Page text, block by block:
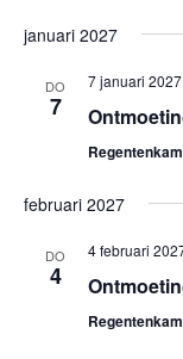
januari 2027
DO
7
7 januari
februari 2027
DO
4
4 februari